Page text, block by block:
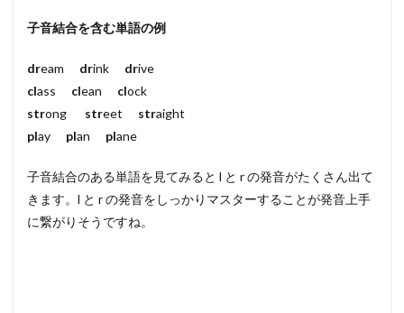
子音結合を含む単語の例
dream drink drive
class clean clock
strong street straight
play plan plane
子音結合のある単語を見てみると l と r の発音がたくさん出て
きます。l と r の発音をしっかりマスターすることが発音上手
に繋がりそうですね。